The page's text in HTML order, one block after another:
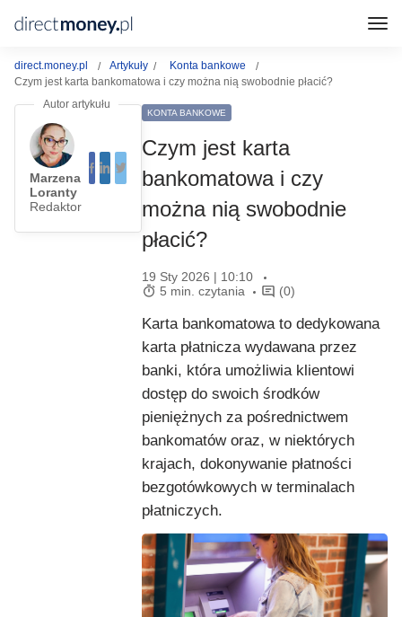
direct.money.pl Artykuły
Konta bankowe
Czym jest karta bankomatowa i czy można nią swobodnie płacić?
Marzena
Loranty
Redaktor
KONTA BANKOWE
Czym jest karta
bankomatowa i czy
można nią swobodnie
płacić?
19 Sty 2026 | 10:10
5 min. czytania
(0)
Karta bankomatowa to dedykowana
karta płatnicza wydawana przez
banki, która umożliwia klientowi
dostęp do swoich środków
pieniężnych za pośrednictwem
bankomatów oraz, w niektórych
krajach, dokonywanie płatności
bezgotówkowych w terminalach
płatniczych.